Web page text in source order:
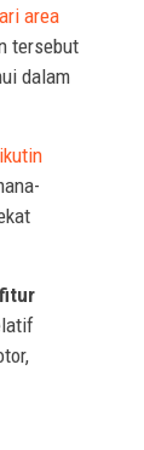
area
tersebut
dalam
fitur